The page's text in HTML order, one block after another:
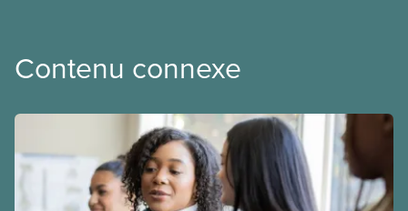
Contenu connexe